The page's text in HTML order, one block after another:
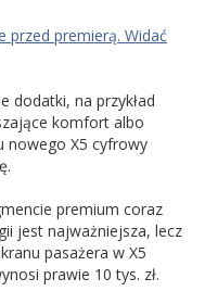
przed premierą. Widać
dodatki, na przykład
komfort albo
nowego X5 cyfrowy
premium coraz
jest najważniejsza, lecz
pasażera w X5
prawie 10 tys. zł.